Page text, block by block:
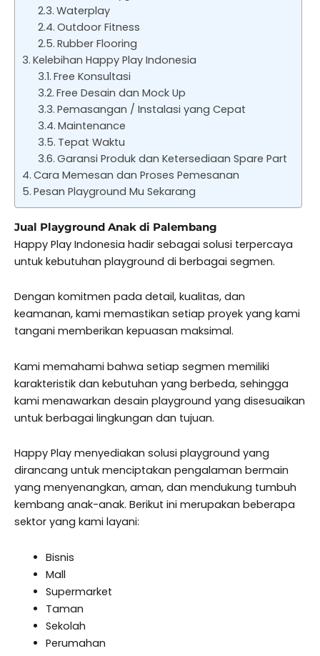
Waterplay
Outdoor Fitness
Rubber Flooring
Kelebihan Happy Play Indonesia
Free Konsultasi
Free Desain dan Mock Up
Pemasangan / Instalasi yang Cepat
Maintenance
Tepat Waktu
Garansi Produk dan Ketersediaan Spare Part
Cara Memesan dan Proses Pemesanan
Pesan Playground Mu Sekarang
Jual Playground Anak di Palembang
Happy Play Indonesia hadir sebagai solusi terpercaya
untuk kebutuhan playground di berbagai segmen.
Dengan komitmen pada detail, kualitas, dan
keamanan, kami memastikan setiap proyek yang kami
tangani memberikan kepuasan maksimal.
Kami memahami bahwa setiap segmen memiliki
karakteristik dan kebutuhan yang berbeda, sehingga
kami menawarkan desain playground yang disesuaikan
untuk berbagai lingkungan dan tujuan.
Happy Play menyediakan solusi playground yang
dirancang untuk menciptakan pengalaman bermain
yang menyenangkan, aman, dan mendukung tumbuh
kembang anak-anak. Berikut ini merupakan beberapa
sektor yang kami layani:
Bisnis
Mall
Supermarket
Taman
Sekolah
Perumahan